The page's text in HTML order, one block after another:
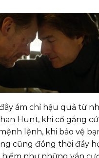
đây ám chỉ hậu quả từ
Hunt, khi cố gắng
lệnh, khi bảo vệ
cũng đồng thời đẩy
như những ván